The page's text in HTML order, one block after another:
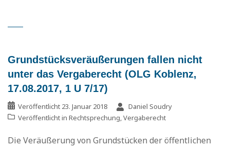
Grundstücksveräußerungen fallen nicht
unter das Vergaberecht (OLG Koblenz,
17.08.2017, 1 U 7/17)
Veröffentlicht 23. Januar 2018
Daniel Soudry
Veröffentlicht in Rechtsprechung,Vergaberecht
Die Veräußerung von Grundstücken der öffentlichen